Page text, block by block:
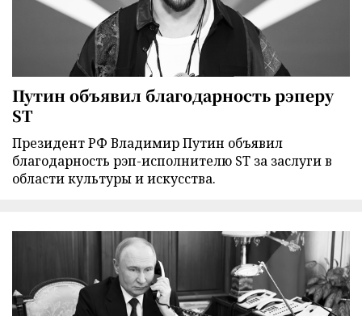
Путин объявил благодарность рэперу
ST
Президент РФ Владимир Путин объявил
благодарность рэп-исполнителю ST за заслуги в
области культуры и искусства.